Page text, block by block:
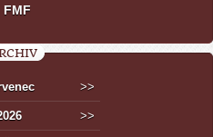
FMF
>>
>>